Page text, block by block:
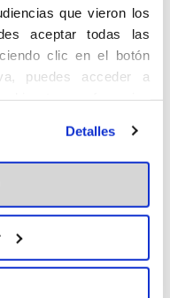
que vieron los
aceptar todas las
clic en el botón
puedes acceder a
tus preferencias
información puedes
Detalles